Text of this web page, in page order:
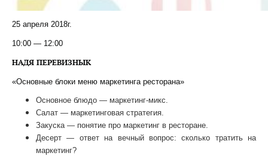
25 апреля 2018г.
10:00 — 12:00
НАДЯ ПЕРЕВИЗНЫК
«Основные блоки меню маркетинга ресторана»
Основное блюдо — маркетинг-микс.
Салат — маркетинговая стратегия.
Закуска — понятие про маркетинг в ресторане.
Десерт — ответ на вечный вопрос: сколько тратить на
маркетинг?